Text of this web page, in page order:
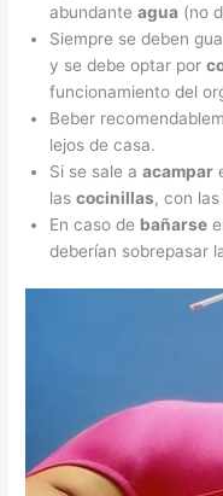
abundanteagua (no
Siempre se deben
y se debe optar por
funcionamiento del
Beber
lejos de casa.
Si se sale aacampar
lascocinillas, con
En caso de bañarse
deberían sobrepasar